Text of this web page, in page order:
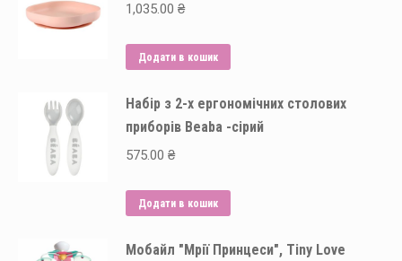
1,035.00 ₴
Додати в кошик
Набір з 2-х ергономічних столових
приборів Beaba -сірий
575.00 ₴
Додати в кошик
Мобайл "Мрії Принцеси", Tiny Love